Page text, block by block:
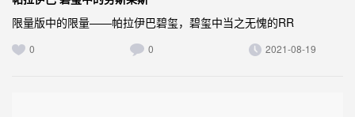
限量版中的限量——帕拉伊巴碧玺，碧玺中当之无愧的RR
0 0 2021-08-19